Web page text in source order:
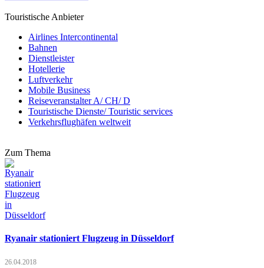
Touristische Anbieter
Airlines Intercontinental
Bahnen
Dienstleister
Hotellerie
Luftverkehr
Mobile Business
Reiseveranstalter A/ CH/ D
Touristische Dienste/ Touristic services
Verkehrsflughäfen weltweit
Zum Thema
Ryanair stationiert Flugzeug in Düsseldorf
26.04.2018